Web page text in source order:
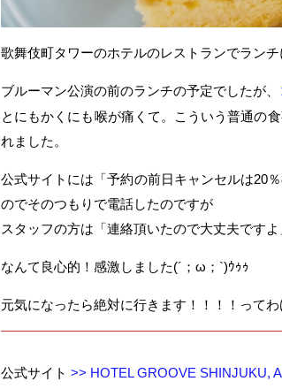
歌舞伎町タワーのホテルのレストランでラン
ブルーマン公演の前のランチの予定でしたが、
とにもかくにも喉が痛くて。こういう普通の
れました。
公式サイトには「予約の前日キャンセルは20
のでそのつもりで電話したのですが
スタッフの方は「連絡頂いたので大丈夫です
なんて良心的！感激しました(´；ω；`)ｳｩｩ
元気になったら絶対に行きます！！！！って
公式サイト >> HOTEL GROOVE SHINJUKU,